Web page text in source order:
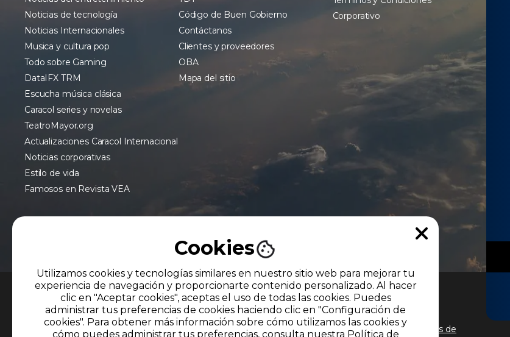
Noticias de tecnología
Noticias Internacionales
Musica y cultura pop
Todo sobre Gaming
DataIFX TRM
Escucha música clásica
Caracol series y novelas
TeatroMayor.org
Actualizaciones Caracol Internacional
Noticias corporativas
Estilo de vida
Famosos en Revista VEA
Código de Buen Gobierno
Contáctanos
Clientes y proveedores
OBA
Mapa del sitio
Corporativo
MIEMBRO DE
El uso de este sitio web implica la aceptación de losTérminos y condicionesy
Políticas de
Cookies
Utilizamos cookies y tecnologías similares en nuestro sitio web para mejorar tu
experiencia de navegación y proporcionarte contenido personalizado. Al hacer
clic en "Aceptar cookies", aceptas el uso de todas las cookies. Puedes
administrar tus preferencias de cookies haciendo clic en "Configuración de
cookies". Para obtener más información sobre cómo utilizamos las cookies y
cómo puedes administrar tus preferencias, consulta nuestra Política de